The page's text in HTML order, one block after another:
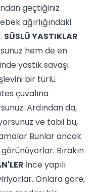
geçtiğiniz
ağırlığındaki
SÜSLÜ YASTIKLAR
hem de en
yastık savaşı
bir türlü
çuvalına
Ardından da,
ve tabii bu,
Bunlar ancak
Bırakın
İnce yapılı
Onlara göre,